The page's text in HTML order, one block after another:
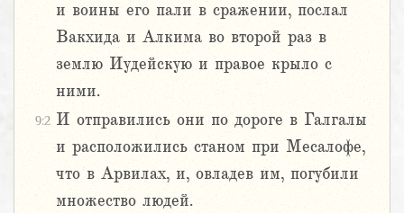
и воины его пали в сражении, послал
Вакхида и Алкима во второй раз в
землю Иудейскую и правое крыло с
ними.
9:2 И отправились они по дороге в Галгалы
и расположились станом при Месалофе,
что в Арвилах, и, овладев им, погубили
множество людей.